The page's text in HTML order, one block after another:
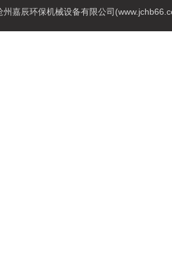
州嘉辰环保机械设备有限公司